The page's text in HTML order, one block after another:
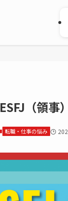
ESFJ（領事
転職・仕事の悩み